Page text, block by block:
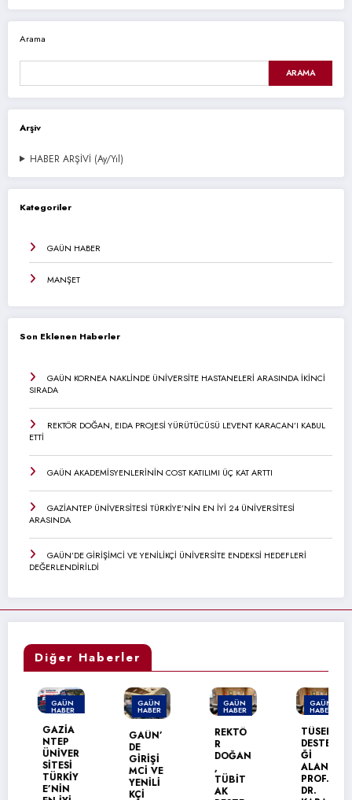
Arama
ARAMA
Arşiv
HABER ARŞİVİ (Ay/Yıl)
Kategoriler
GAÜN HABER
MANŞET
Son Eklenen Haberler
GAÜN KORNEA NAKLİNDE ÜNİVERSİTE HASTANELERİ ARASINDA İKİNCİ
SIRADA
REKTÖR DOĞAN, EIDA PROJESİ YÜRÜTÜCÜSÜ LEVENT KARACAN’I KABUL
ETTİ
GAÜN AKADEMİSYENLERİNİN COST KATILIMI ÜÇ KAT ARTTI
GAZİANTEP ÜNİVERSİTESİ TÜRKİYE’NİN EN İYİ 24 ÜNİVERSİTESİ
ARASINDA
GAÜN’DE GİRİŞİMCİ VE YENİLİKÇİ ÜNİVERSİTE ENDEKSİ HEDEFLERİ
DEĞERLENDİRİLDİ
Diğer Haberler
GAÜN
HABER
MANŞET
GAZİA
NTEP
ÜNİVER
SİTESİ
TÜRKİY
E’NİN
GAÜN
HABER
GAÜN’
GİRİŞİ
MCİ VE
YENİLİ
KÇİ
GAÜN
HABER
REKTÖ
DOĞAN
TÜBİT
AK
GAÜN
HABER
TÜSEB
DESTE
ALAN
PROF.
DR.